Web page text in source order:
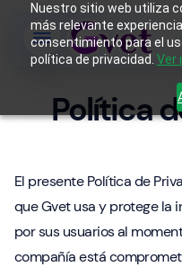
Nuestro sitio web utiliza
más relevante
consentimiento para el
política de privacidad. Ver
Política
El presente Política de
que Gvet usa y protege la
por sus usuarios al
compañía está